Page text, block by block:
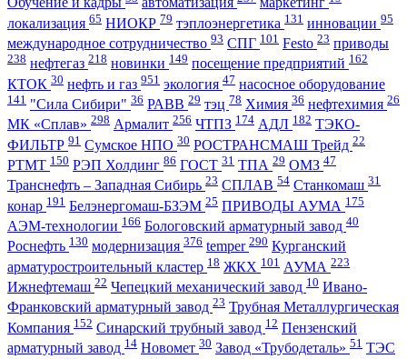
локализация 65 НИОКР 79 тэплоэнергетика 131 инновации 95
международное сотрудничество 93 СПГ 101 Festo 23 приводы
238 нефтегаз 218 новинки 149 посещение предприятий 162
КТОК 30 нефть и газ 951 экология 47 насосное оборудование
141 "Сила Сибири" 36 РАВВ 29 тэц 78 Химия 36 нефтехимия 26
МК «Сплав» 298 Армалит 256 ЧТПЗ 174 АДЛ 182 ТЭКО-
ФИЛЬТР 91 Сумское НПО 30 РОСТРАНСМАШ Трейд 22
РТМТ 150 РЭП Холдинг 86 ГОСТ 31 ТПА 29 ОМЗ 47
Транснефть – Западная Сибирь 23 СПЛАВ 54 Станкомаш 31
конар 191 Белэнергомаш-БЗЭМ 25 ПРИВОДЫ АУМА 175
АЭМ-технологии 166 Бологовский арматурный завод 40
Роснефть 130 модернизация 376 temper 290 Курганский
арматуростроительный кластер 18 ЖКХ 101 АУМА 223
Ижнефтемаш 22 Чепецкий механический завод 10 Ивано-
Франковский арматурный завод 23 Трубная Металлургическая
Компания 152 Синарский трубный завод 12 Пензенский
арматурный завод 14 Новомет 30 Завод «Трубодеталь» 51 ТЭС